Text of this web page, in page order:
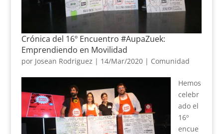
Crónica del 16º Encuentro #AupaZuek:
Emprendiendo en Movilidad
por Josean Rodriguez | 14/Mar/2020| Comunidad
Hemos
celebr
ado el
16º
encue